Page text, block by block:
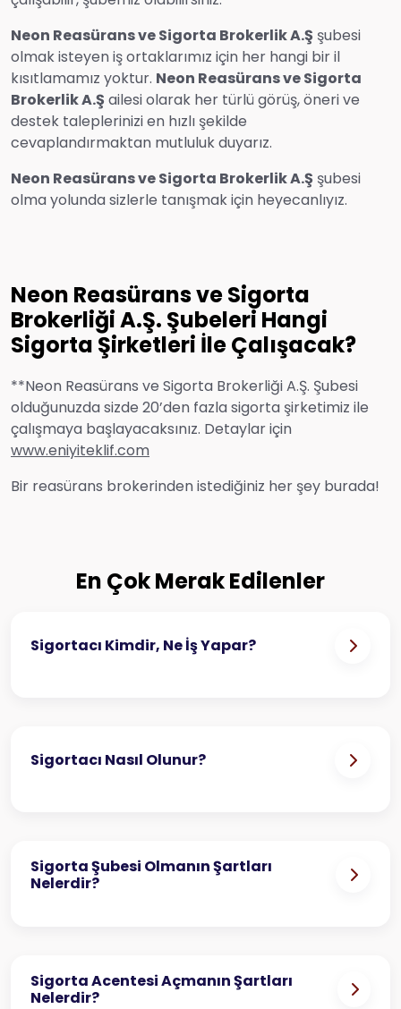
Neon Reasürans ve Sigorta Brokerlik A.Ş şubesi
olmak isteyen iş ortaklarımız için her hangi bir il
kısıtlamamız yoktur. Neon Reasürans ve Sigorta
Brokerlik A.Ş ailesi olarak her türlü görüş, öneri ve
destek taleplerinizi en hızlı şekilde
cevaplandırmaktan mutluluk duyarız.
Neon Reasürans ve Sigorta Brokerlik A.Ş şubesi
olma yolunda sizlerle tanışmak için heyecanlıyız.
Neon Reasürans ve Sigorta
Brokerliği A.Ş. Şubeleri Hangi
Sigorta Şirketleri İle Çalışacak?
**Neon Reasürans ve Sigorta Brokerliği A.Ş. Şubesi
olduğunuzda sizde 20’den fazla sigorta şirketimiz ile
çalışmaya başlayacaksınız. Detaylar için
www.eniyiteklif.com
Bir reasürans brokerinden istediğiniz her şey burada!
En Çok Merak Edilenler
Sigortacı Kimdir, Ne İş Yapar?
Sigortacı Nasıl Olunur?
Sigorta Şubesi Olmanın Şartları
Nelerdir?
Sigorta Acentesi Açmanın Şartları
Nelerdir?